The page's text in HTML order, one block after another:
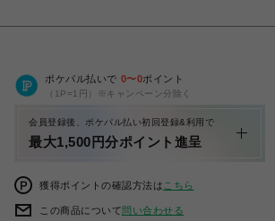
ポケパル払いで 0〜0ポイント
（1P=1円）※キャンペーン分除く
会員登録後、ポケパル払い初回登録&利用で
最大1,500円分ポイント進呈
獲得ポイントの確認方法は こちら
この商品について問い合わせる